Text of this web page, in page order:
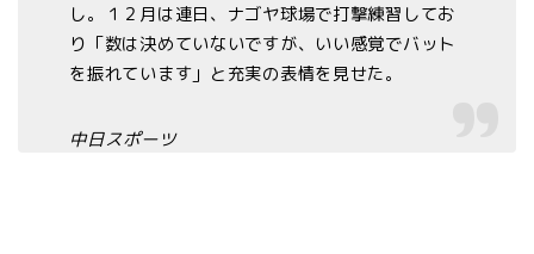
し。１２月は連日、ナゴヤ球場で打撃練習してお
り「数は決めていないですが、いい感覚でバット
を振れています」と充実の表情を見せた。
中日スポーツ